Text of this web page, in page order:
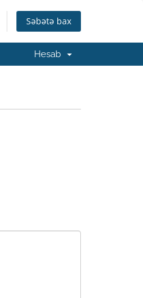
Səbətə bax
Hesab